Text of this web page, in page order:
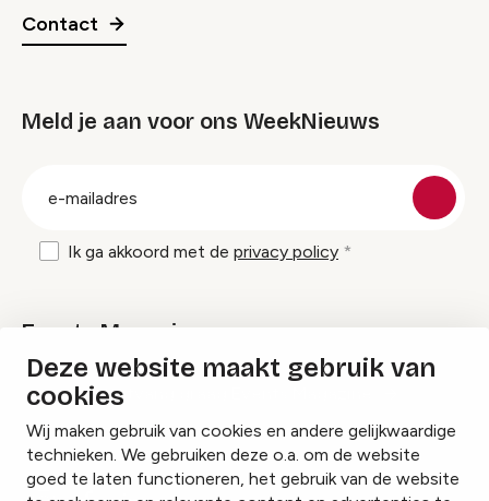
Deze website maakt gebruik van
cookies
Wij maken gebruik van cookies en andere gelijkwaardige
technieken. We gebruiken deze o.a. om de website
goed te laten functioneren, het gebruik van de website
Contact
Meld je aan voor ons WeekNieuws
Ik ga akkoord met de privacy policy
Events Magazine
Ik ontvang graag Events Magazine